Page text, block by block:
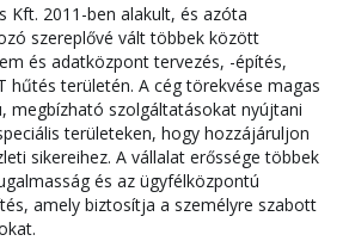
Kft. 2011-ben alakult, és azóta
szereplővé vált többek között
és adatközpont tervezés, -építés,
hűtés területén. A cég törekvése magas
megbízható szolgáltatásokat nyújtani
területeken, hogy hozzájáruljon
sikereihez. A vállalat erőssége többek
és az ügyfélközpontú
amely biztosítja a személyre szabott